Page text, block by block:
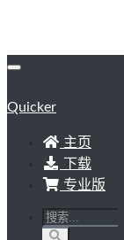
Quicker
主页
下载
专业版